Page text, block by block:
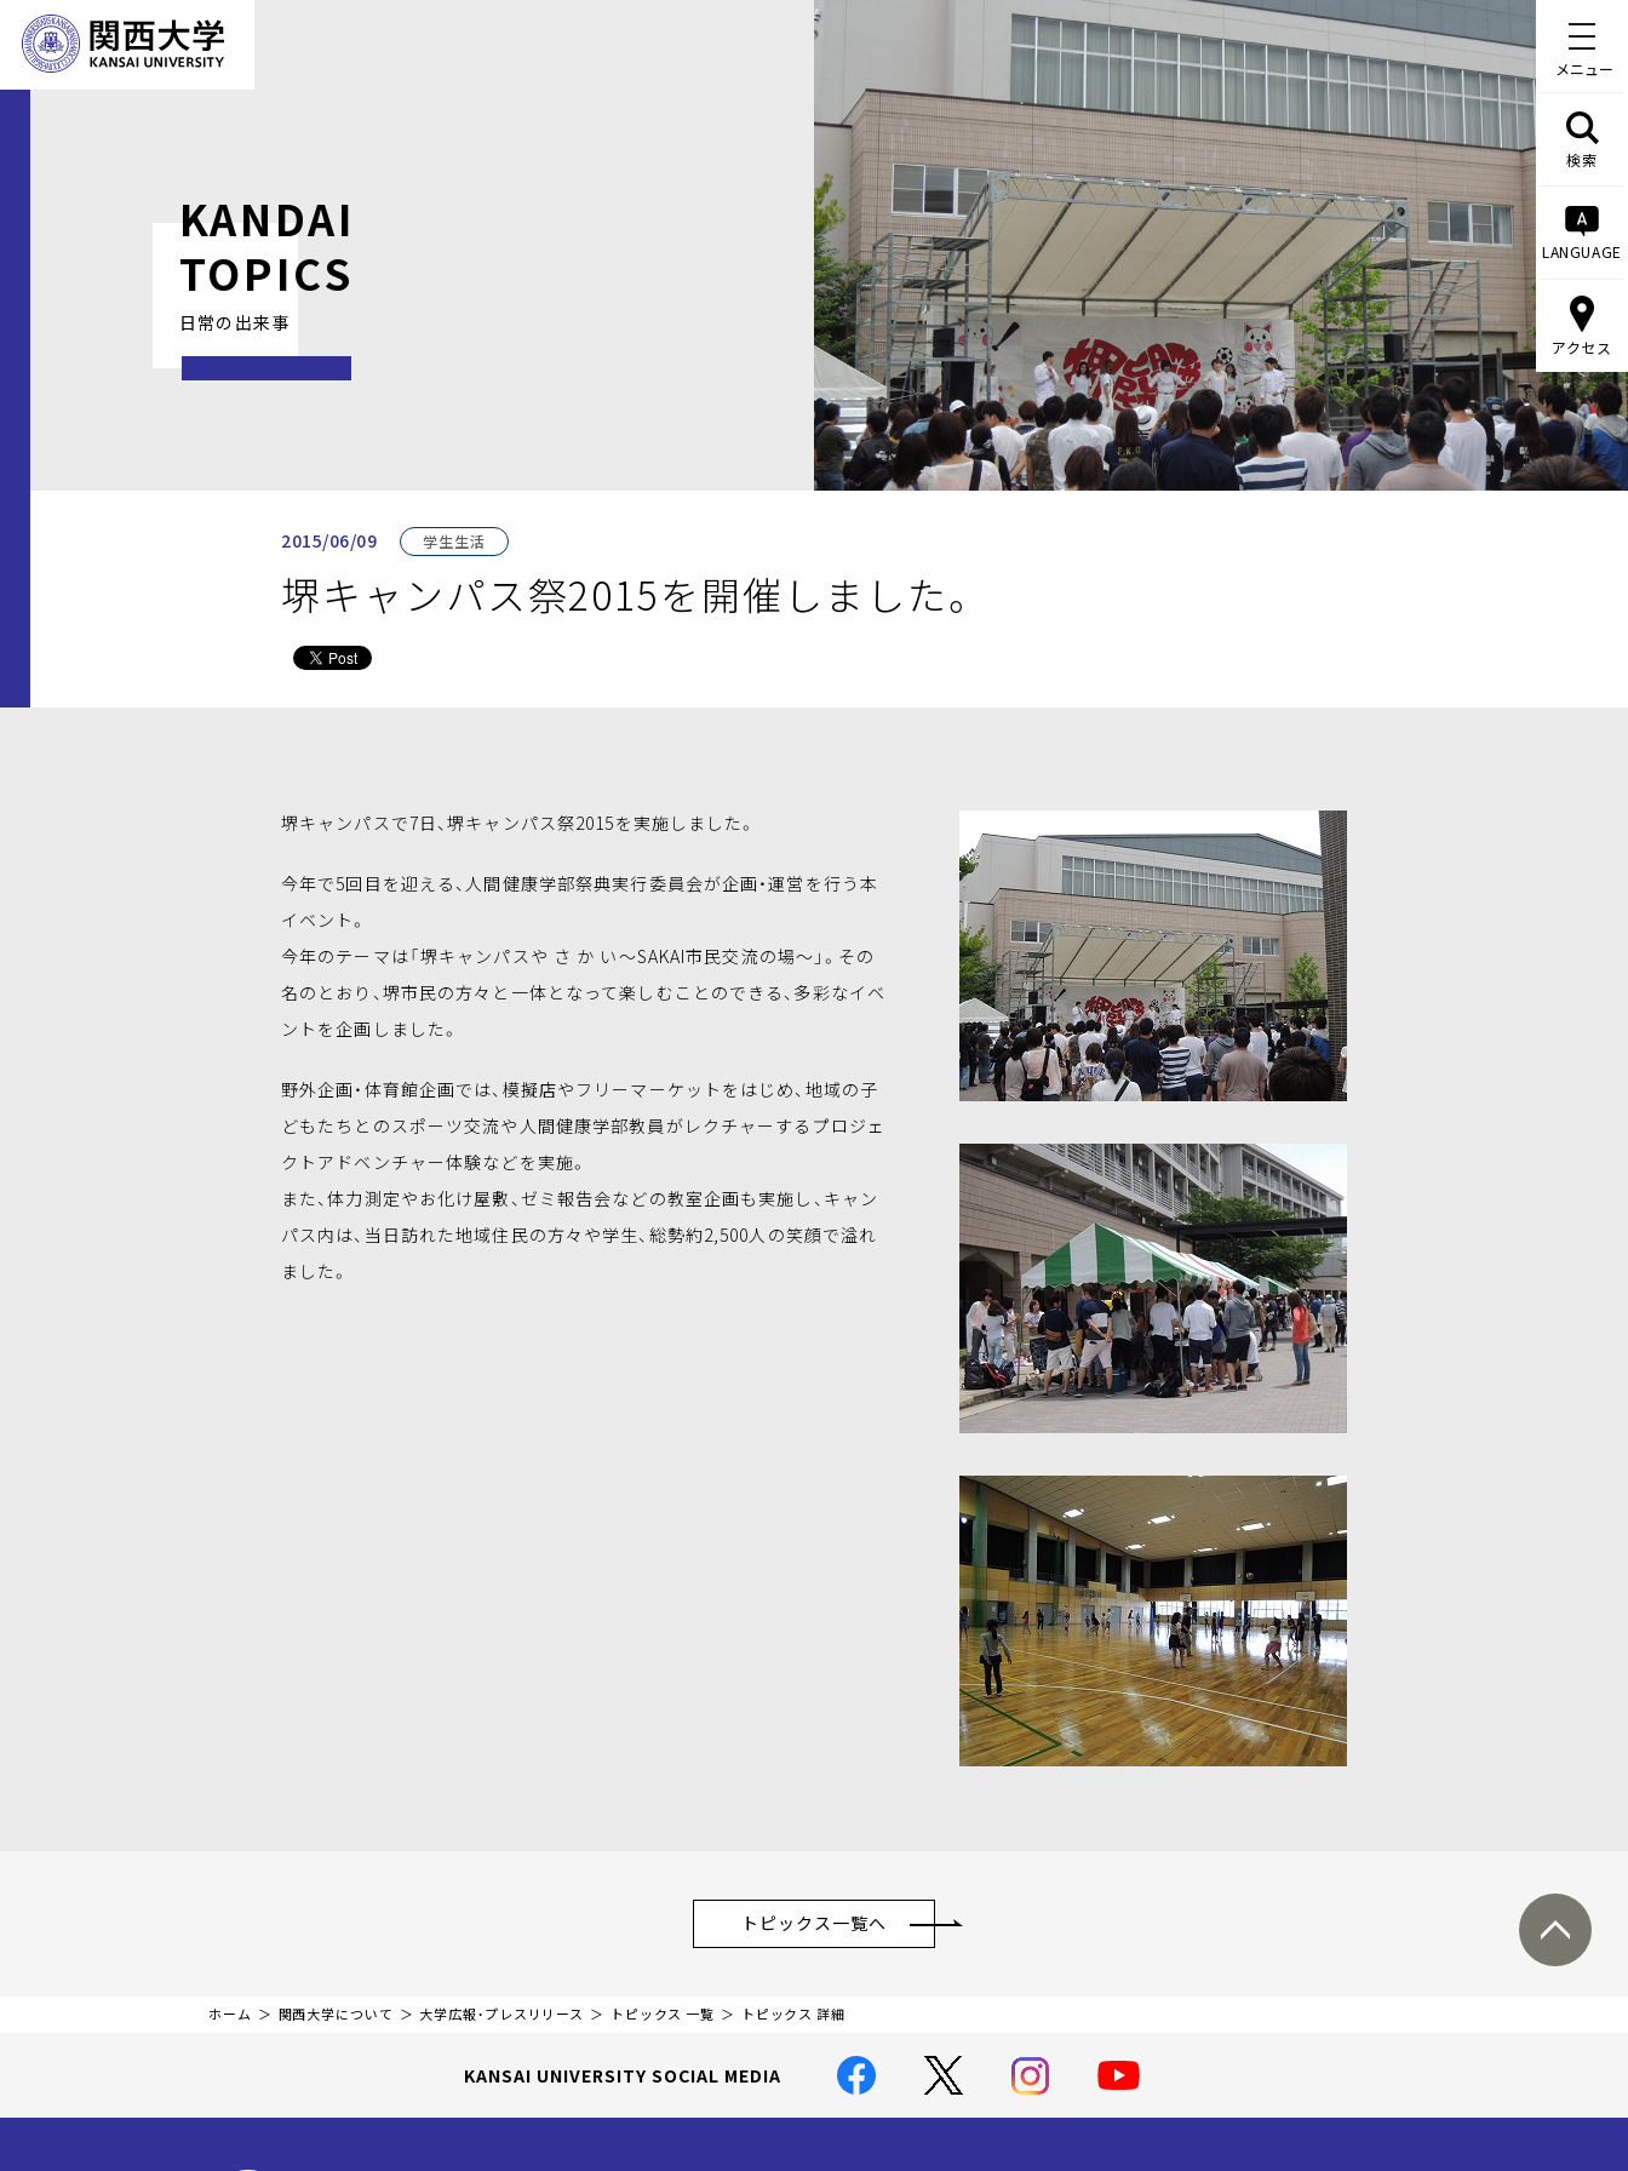
メニュー
検索
LANGUAGE
アクセス
KANDAI
TOPICS
日常の出来事
2015/06/09 学生生活
堺キャンパス祭2015を開催しました。
堺キャンパスで7日、堺キャンパス祭2015を実施しました。
今年で5回目を迎える、人間健康学部祭典実行委員会が企画・運営を行う本
イベント。
今年のテーマは「堺キャンパスや さ か い～SAKAI市民交流の場～」。その
名のとおり、堺市民の方々と一体となって楽しむことのできる、多彩なイベ
ントを企画しました。
野外企画・体育館企画では、模擬店やフリーマーケットをはじめ、地域の子
どもたちとのスポーツ交流や人間健康学部教員がレクチャーするプロジェ
クトアドベンチャー体験などを実施。
また、体力測定やお化け屋敷、ゼミ報告会などの教室企画も実施し、キャン
パス内は、当日訪れた地域住民の方々や学生、総勢約2,500人の笑顔で溢れ
ました。
トピックス一覧へ
ホーム 関西大学について 大学広報・プレスリリース トピックス 一覧 トピックス 詳細
KANSAI UNIVERSITY SOCIAL MEDIA